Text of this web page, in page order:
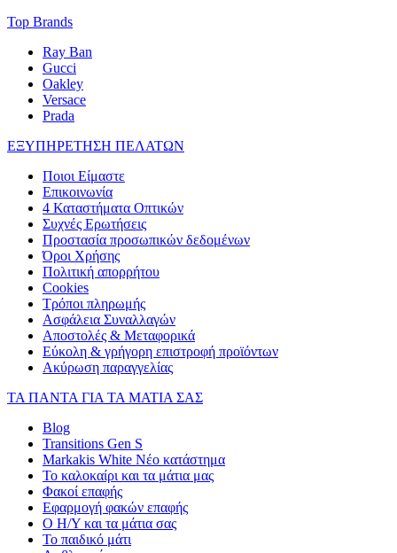
Top Brands
Ray Ban
Gucci
Oakley
Versace
Prada
ΕΞΥΠΗΡΕΤΗΣΗ ΠΕΛΑΤΩΝ
Ποιοι Είμαστε
Επικοινωνία
4 Καταστήματα Οπτικών
Συχνές Ερωτήσεις
Προστασία προσωπικών δεδομένων
Όροι Χρήσης
Πολιτική απορρήτου
Cookies
Τρόποι πληρωμής
Ασφάλεια Συναλλαγών
Αποστολές & Μεταφορικά
Εύκολη & γρήγορη επιστροφή προϊόντων
Ακύρωση παραγγελίας
ΤΑ ΠΑΝΤΑ ΓΙΑ ΤΑ ΜΑΤΙΑ ΣΑΣ
Blog
Transitions Gen S
Markakis White Νέο κατάστημα
Το καλοκαίρι και τα μάτια μας
Φακοί επαφής
Εφαρμογή φακών επαφής
Ο Η/Υ και τα μάτια σας
Το παιδικό μάτι